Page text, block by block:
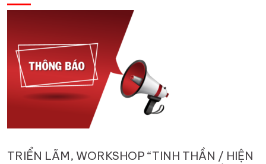
TRIỂN LÃM, WORKSHOP “TINH THẦN / HIỆN